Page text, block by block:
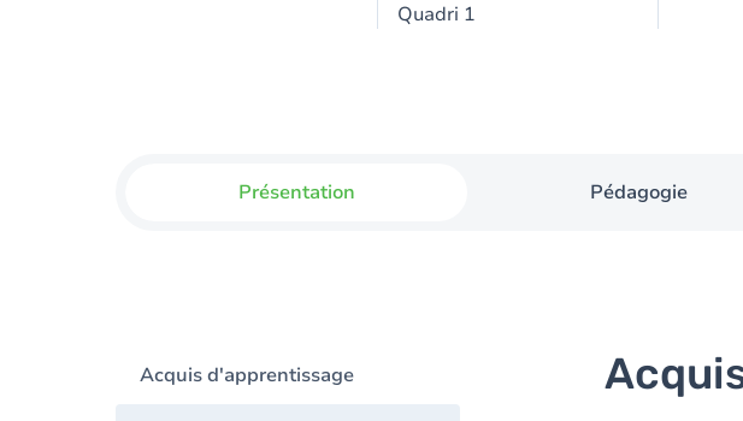
Quadri 1
Présentation Pédagogie
Acquis d'apprentissage